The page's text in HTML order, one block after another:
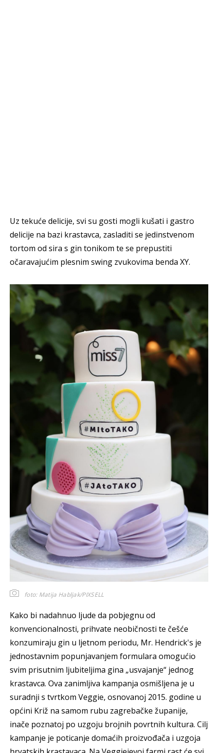
Uz tekuće delicije, svi su gosti mogli kušati i gastro
delicije na bazi krastavca, zasladiti se jedinstvenom
tortom od sira s gin tonikom te se prepustiti
očaravajućim plesnim swing zvukovima benda XY.
foto: Matija Habljak/PIXSELL
Kako bi nadahnuo ljude da pobjegnu od
konvencionalnosti, prihvate neobičnosti te češće
konzumiraju gin u ljetnom periodu, Mr. Hendrick's je
jednostavnim popunjavanjem formulara omogućio
svim prisutnim ljubiteljima gina „usvajanje“ jednog
krastavca. Ova zanimljiva kampanja osmišljena je u
suradnji s tvrtkom Veggie, osnovanoj 2015. godine u
općini Križ na samom rubu zagrebačke županije,
inače poznatoj po uzgoju brojnih povrtnih kultura. Cilj
kampanje je poticanje domaćih proizvođača i uzgoja